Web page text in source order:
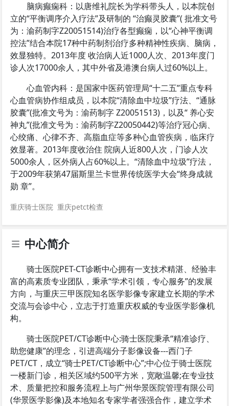
脑病癫痫科：以唐维礼院长为学科带头人，以本院创
立的“平衡调序介入疗法”及研制的 “治癫灵胶囊”( 批准文号
为：渝药制字Z20051514)治疗各型癫痫，以“心神平衡调
控法”结合本院17种中药制剂治疗多种精神性疾病、脑病，
效显独特。2013年度 收治病人近1000人次、2013年度门
诊人次17000余人，其中外省及港澳台病人过60%以上。
心血管内科：是国家中医药管理局“十二五”重点专科
心血管病协作组成员，以本院“清除血中垃圾”疗法、“通脉
胶囊”(批准文号为：渝药制字 Z20051513)，以及“ 养心安
神丸”(批准文号为：渝药制字Z20050442)等治疗冠心病、
心绞痛、心律不齐、高脂血症等多种心血管疾病，临床疗
效显著。2013年度收治住 院病人近800人次，门诊人次
5000余人，区外病人占60%以上。“清除血中垃圾”疗法，
于2009年获第47届斯里兰卡世界传统医学大会“终身成就
勋 章”。
重庆骑士医院 重庆petct检查
中心简介
骑士医院PET-CT诊断中心拥有一支技术精湛、经验丰
富的高素质专业团队，秉承“学术引领，专心服务”的发展
方向，与重庆三甲医院知名医学影像专家建立长期的学术
交流与会诊中心，立志于打造重庆权威的专业医学影像机
构。
骑士医院PET/CT诊断中心:骑士医院秉承“精准诊疗、
助您健康”的理念，引进高端分子影像设备---西门子
PET/CT，成立“骑士PET/CT诊断中心”;中心位于骑士医院
一楼新门诊，相关区域约500平方米，宽敞温馨;在专业技
术、质量把控和服务流程上与广州华景医院管理有限公司
(华景医学影像)及本地知名专家学者强强合作，建立学术